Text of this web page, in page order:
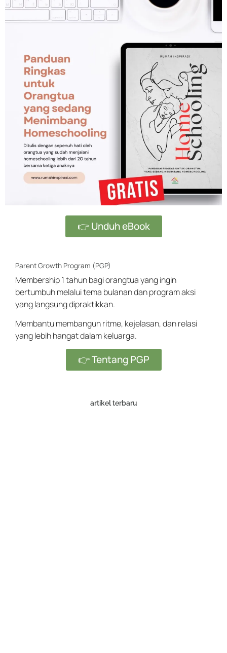
👉 Unduh eBook
Parent Growth Program (PGP)
Membership 1 tahun bagi orangtua yang ingin
bertumbuh melalui tema bulanan dan program aksi
yang langsung dipraktikkan.
Membantu membangun ritme, kejelasan, dan relasi
yang lebih hangat dalam keluarga.
👉 Tentang PGP
artikel terbaru